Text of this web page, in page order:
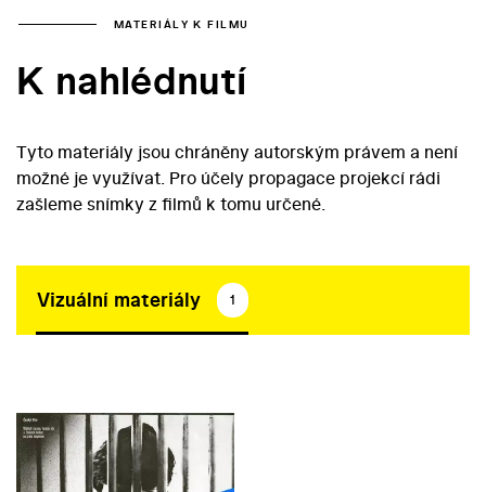
MATERIÁLY K FILMU
K nahlédnutí
Tyto materiály jsou chráněny autorským právem a není
možné je využívat. Pro účely propagace projekcí rádi
zašleme snímky z filmů k tomu určené.
Vizuální materiály 1